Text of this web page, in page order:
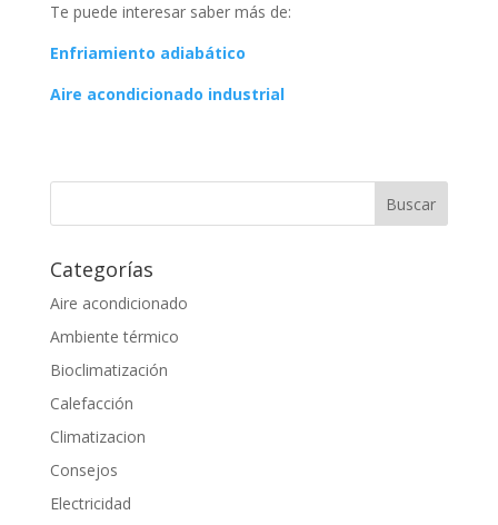
Te puede interesar saber más de:
Enfriamiento adiabático
Aire acondicionado industrial
Categorías
Aire acondicionado
Ambiente térmico
Bioclimatización
Calefacción
Climatizacion
Consejos
Electricidad